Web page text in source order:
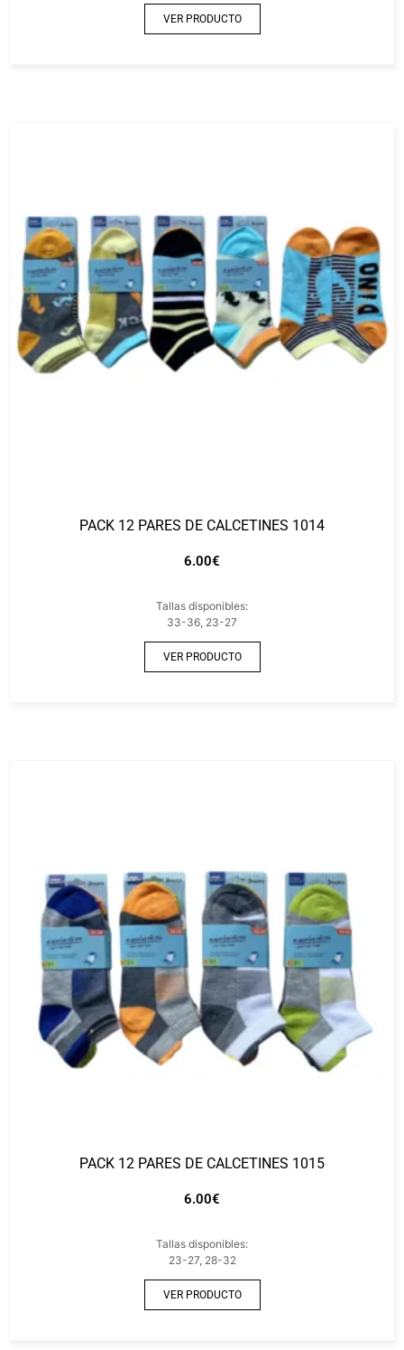
VER PRODUCTO
PACK 12 PARES DE CALCETINES 1014
6.00€
Tallas disponibles:
33-36, 23-27
VER PRODUCTO
PACK 12 PARES DE CALCETINES 1015
6.00€
Tallas disponibles:
23-27, 28-32
VER PRODUCTO